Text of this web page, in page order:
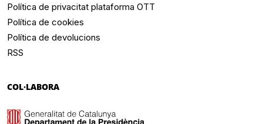
Política de privacitat plataforma OTT
Política de cookies
Política de devolucions
RSS
COL·LABORA